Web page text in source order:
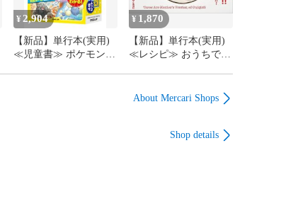
¥2,904
【新品】単行本(実用)
≪児童書≫ ポケモン空
¥ 1,870
【新品】単行本(実用)
≪レシピ≫ おうちでタ
About Mercari Shops
Shop details